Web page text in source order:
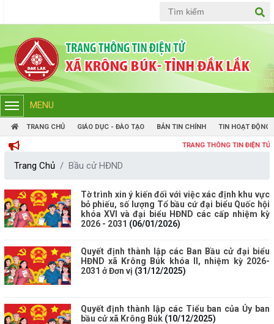
MENU
TRANG CHỦ GIÁO DỤC - ĐÀO TẠO BẢN TIN CHÍNH TIN HOẠT ĐỘNG
TRANG THÔNG TIN ĐIỆN TỬ ỦY
Trang Chủ Bầu cử HĐND
Tờ trình xin ý kiến đối với việc xác định khu vực
bỏ phiếu, số lượng Tổ bầu cứ đại biểu Quốc hội
khóa XVI và đại biểu HĐND các cấp nhiệm kỳ
2026 - 2031 (06/01/2026)
Quyết định thành lập các Ban Bầu cử đại biểu
HĐND xã Krông Búk khóa II, nhiệm kỳ 2026-
2031 ở Đơn vị (31/12/2025)
Quyết định thành lập các Tiểu ban của Ủy ban
bầu cử xã Krông Búk (10/12/2025)